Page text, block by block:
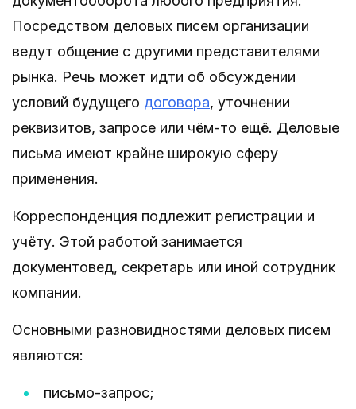
Посредством деловых писем организации
ведут общение с другими представителями
рынка. Речь может идти об обсуждении
условий будущего договора, уточнении
реквизитов, запросе или чём-то ещё. Деловые
письма имеют крайне широкую сферу
применения.
Корреспонденция подлежит регистрации и
учёту. Этой работой занимается
документовед, секретарь или иной сотрудник
компании.
Основными разновидностями деловых писем
являются:
письмо-запрос;